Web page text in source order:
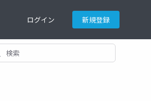
ログイン 新規登録